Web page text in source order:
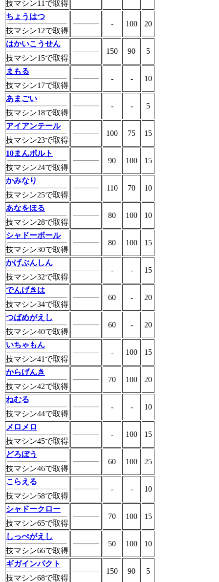
技マシン11で取得
ちょうはつ
技マシン12で取得
- 100 20
はかいこうせん
技マシン15で取得
150 90 5
まもる
技マシン17で取得
- - 10
あまごい
技マシン18で取得
- - 5
アイアンテール
技マシン23で取得
100 75 15
10まんボルト
技マシン24で取得
90 100 15
かみなり
技マシン25で取得
110 70 10
あなをほる
技マシン28で取得
80 100 10
シャドーボール
技マシン30で取得
80 100 15
かげぶんしん
技マシン32で取得
- - 15
でんげきは
技マシン34で取得
60 - 20
つばめがえし
技マシン40で取得
60 - 20
いちゃもん
技マシン41で取得
- 100 15
からげんき
技マシン42で取得
70 100 20
ねむる
技マシン44で取得
- - 10
メロメロ
技マシン45で取得
- 100 15
どろぼう
技マシン46で取得
60 100 25
こらえる
技マシン58で取得
- - 10
シャドークロー
技マシン65で取得
70 100 15
しっぺがえし
技マシン66で取得
50 100 10
ギガインパクト
技マシン68で取得
150 90 5